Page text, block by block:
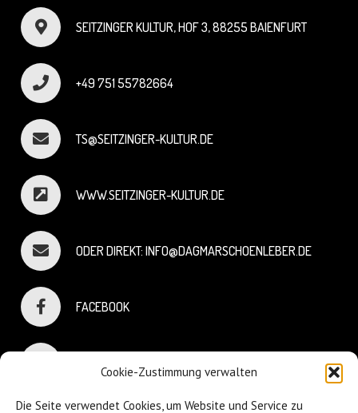
Cookie-Zustimmung verwalten
Die Seite verwendet Cookies, um Website und Service zu
SEITZINGER KULTUR, HOF 3, 88255 BAIENFURT
+49 751 55782664
TS@SEITZINGER-KULTUR.DE
WWW.SEITZINGER-KULTUR.DE
ODER DIREKT: INFO@DAGMARSCHOENLEBER.DE
FACEBOOK